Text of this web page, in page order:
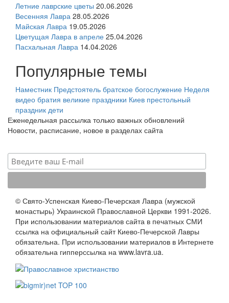
Летние лаврские цветы 20.06.2026
Весенняя Лавра 28.05.2026
Майская Лавра 19.05.2026
Цветущая Лавра в апреле 25.04.2026
Пасхальная Лавра 14.04.2026
Популярные темы
Наместник Предстоятель братское богослужение Неделя
видео братия великие праздники Киев престольный
праздник дети
Еженедельная рассылка только важных обновлений
Новости, расписание, новое в разделах сайта
© Свято-Успенская Киево-Печерская Лавра (мужской
монастырь) Украинской Православной Церкви 1991-2026.
При использовании материалов сайта в печатных СМИ
ссылка на официальный сайт Киево-Печерской Лавры
обязательна. При использовании материалов в Интернете
обязательна гипперссылка на www.lavra.ua.